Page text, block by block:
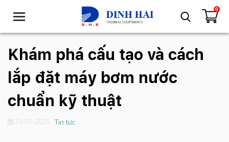
T
g
g
l
e
n
a
v
i
0
Khám phá cấu tạo và cách
lắp đặt máy bơm nước
chuẩn kỹ thuật
29-09-2025 Tin tức